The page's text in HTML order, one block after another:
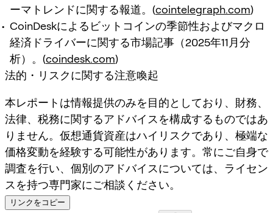
ーマトレンドに関する報道。(cointelegraph.com)
CoinDeskによるビットコインの季節性およびマクロ
経済ドライバーに関する市場記事（2025年11月分
析）。(coindesk.com)
法的・リスクに関する注意喚起
本レポートは情報提供のみを目的としており、財務、
法律、税務に関するアドバイスを構成するものではあ
りません。仮想通貨資産はハイリスクであり、極端な
価格変動を経験する可能性があります。常にご自身で
調査を行い、個別のアドバイスについては、ライセン
スを持つ専門家にご相談ください。
リンクをコピー